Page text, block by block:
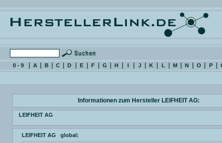
0 - 9 A B C D E F G H I J K L M N O P
Informationen zum Hersteller LEIFHEIT AG:
LEIFHEIT AG
LEIFHEIT AG global: